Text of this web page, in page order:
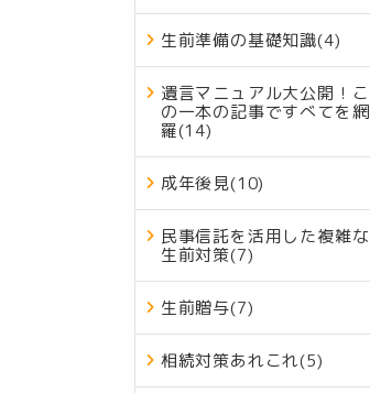
生前準備の基礎知識(4)
遺言マニュアル大公開！こ
の一本の記事ですべてを網
羅(14)
成年後見(10)
民事信託を活用した複雑な
生前対策(7)
生前贈与(7)
相続対策あれこれ(5)